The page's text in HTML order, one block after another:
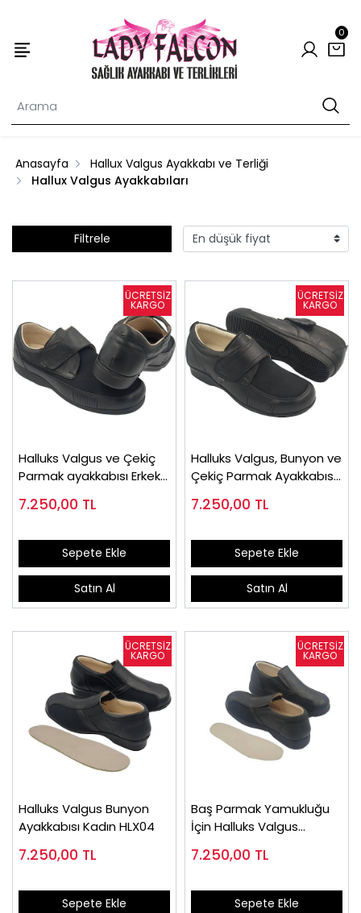
0
Anasayfa
Hallux Valgus Ayakkabı ve Terliği
Hallux Valgus Ayakkabıları
Filtrele
Halluks Valgus ve Çekiç
Parmak ayakkabısı Erkek
7.250,00 TL
Sepete Ekle
Satın Al
Halluks Valgus, Bunyon ve
Çekiç Parmak Ayakkabısı
7.250,00 TL
Sepete Ekle
Satın Al
Halluks Valgus Bunyon
Ayakkabısı Kadın HLX04
7.250,00 TL
Sepete Ekle
Baş Parmak Yamukluğu
İçin Halluks Valgus
7.250,00 TL
Sepete Ekle